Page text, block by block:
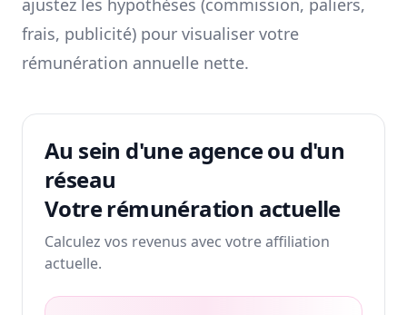
ajustez les hypothèses (commission, paliers,
frais, publicité) pour visualiser votre
rémunération annuelle nette.
Au sein d'une agence ou d'un
réseau
Votre rémunération actuelle
Calculez vos revenus avec votre affiliation
actuelle.